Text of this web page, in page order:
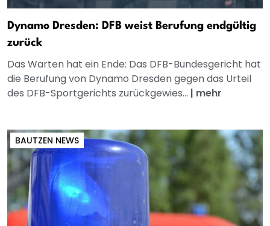
Dynamo Dresden: DFB weist Berufung endgültig
zurück
Das Warten hat ein Ende: Das DFB-Bundesgericht hat
die Berufung von Dynamo Dresden gegen das Urteil
des DFB-Sportgerichts zurückgewies... | mehr
BAUTZEN NEWS